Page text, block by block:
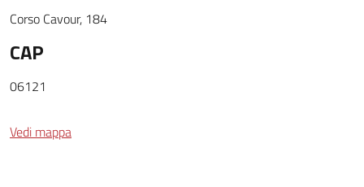
Corso Cavour, 184
CAP
06121
Vedi mappa